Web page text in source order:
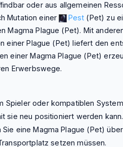
oder aus allgemeinen
Mutation einer
Pest (Pet) zu
Magma Plague (Pet). Mit
einer Plague (Pet) liefert den
einer Magma Plague (Pet)
Erwerbswege.
Spieler oder kompatiblen
sie neu positioniert werden
eine Magma Plague (Pet)
setzen müssen.